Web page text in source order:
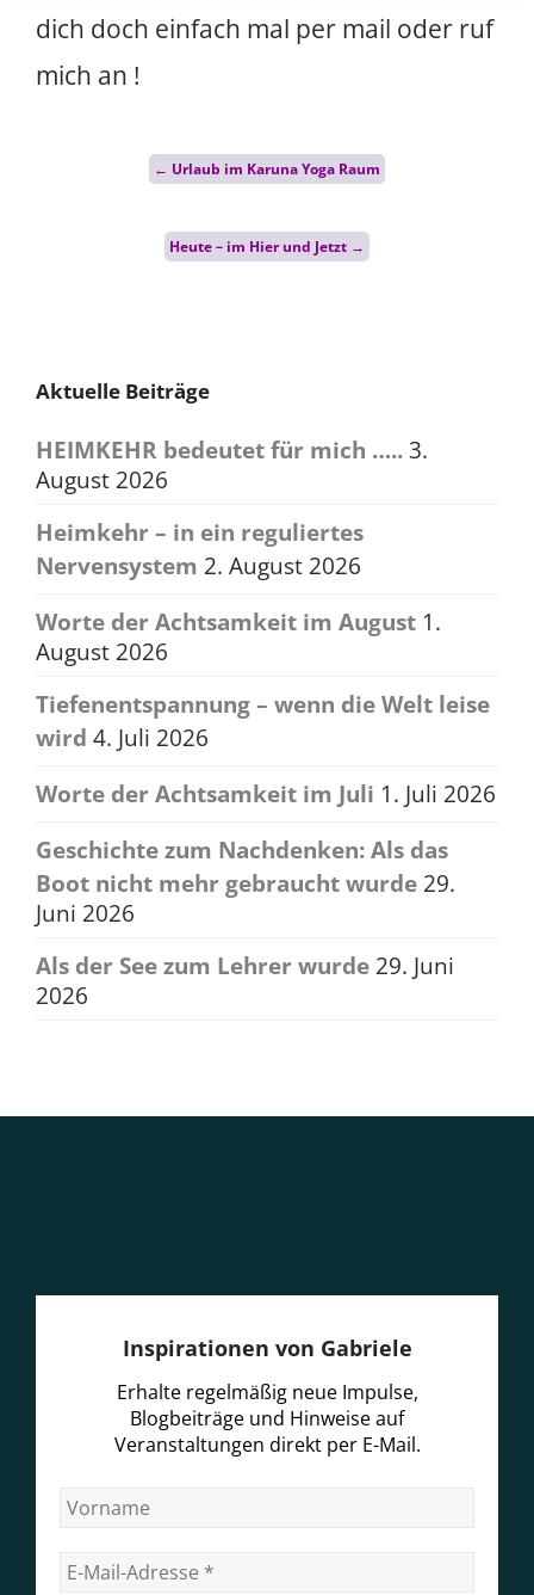
dich doch einfach mal per mail oder ruf
mich an !
navigation
← Urlaub im Karuna Yoga Raum
Heute – im Hier und Jetzt →
Aktuelle Beiträge
HEIMKEHR bedeutet für mich …..3.
August 2026
Heimkehr – in ein reguliertes
Nervensystem 2. August 2026
Worte der Achtsamkeit im August 1.
August 2026
Tiefenentspannung – wenn die Welt leise
wird 4. Juli 2026
Worte der Achtsamkeit im Juli 1. Juli 2026
Geschichte zum Nachdenken: Als das
Boot nicht mehr gebraucht wurde 29.
Juni 2026
Als der See zum Lehrer wurde 29. Juni
2026
Inspirationen von Gabriele
Erhalte regelmäßig neue Impulse,
Blogbeiträge und Hinweise auf
Veranstaltungen direkt per E-Mail.